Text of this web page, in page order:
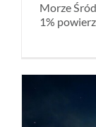
Morze
1%